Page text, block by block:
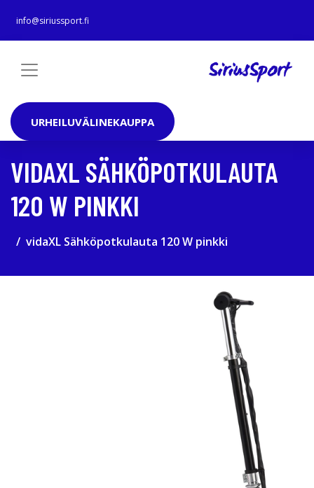
info@siriussport.fi
URHEILUVÄLINEKAUPPA
VIDAXL SÄHKÖPOTKULAUTA
120 W PINKKI
vidaXL Sähköpotkulauta 120 W pinkki